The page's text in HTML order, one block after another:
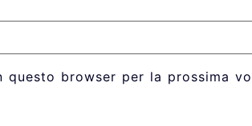
browser per la prossima